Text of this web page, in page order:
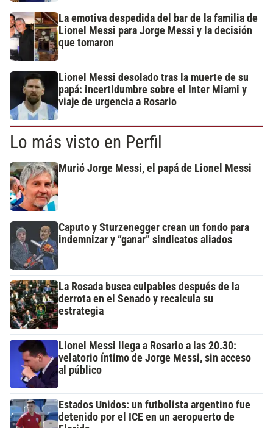
La emotiva despedida del bar de la familia de
Lionel Messi para Jorge Messi y la decisión
que tomaron
Lionel Messi desolado tras la muerte de su
papá: incertidumbre sobre el Inter Miami y
viaje de urgencia a Rosario
Lo más visto en Perfil
Murió Jorge Messi, el papá de Lionel Messi
Caputo y Sturzenegger crean un fondo para
indemnizar y “ganar” sindicatos aliados
La Rosada busca culpables después de la
derrota en el Senado y recalcula su
estrategia
Lionel Messi llega a Rosario a las 20.30:
velatorio íntimo de Jorge Messi, sin acceso
al público
Estados Unidos: un futbolista argentino fue
detenido por el ICE en un aeropuerto de